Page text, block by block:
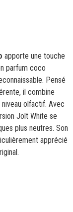
apporte une touche
parfum coco
Pensé
il combine
olfactif. Avec
Jolt White se
plus neutres. Son
apprécié